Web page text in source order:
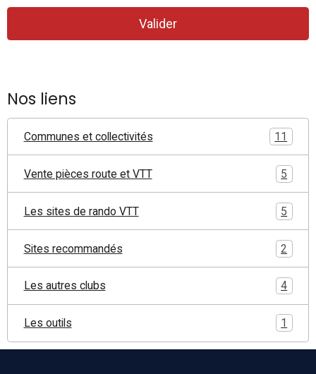
Valider
Nos liens
Communes et collectivités 11
Vente pièces route et VTT 5
Les sites de rando VTT 5
Sites recommandés 2
Les autres clubs 4
Les outils 1